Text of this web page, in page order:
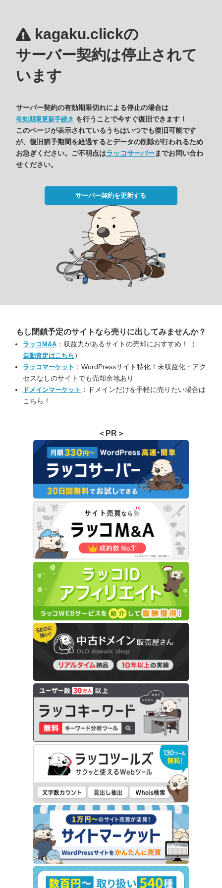
kagaku.clickの
サーバー契約は停止されて
います
サーバー契約の有効期限切れによる停止の場合は
有効期限更新手続き を行うことで今すぐ復旧できます！
このページが表示されているうちはいつでも復旧可能です
が、復旧猶予期間を経過するとデータの削除が行われるため
お急ぎください。ご不明点はラッコサーバーまでお問い合わ
せください。
サーバー契約を更新する
もし閉鎖予定のサイトなら売りに出してみませんか？
ラッコM&A ：収益力があるサイトの売却におすすめ！（
自動査定はこちら ）
ラッコマーケット ：WordPressサイト特化！未収益化・アク
セスなしのサイトでも売却余地あり
ドメインマーケット ：ドメインだけを手軽に売りたい場合は
こちら！
＜PR＞